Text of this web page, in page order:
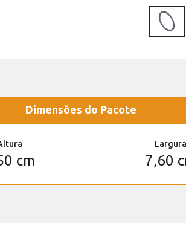
Dimensões do Pacote
cm
Largura
7,60